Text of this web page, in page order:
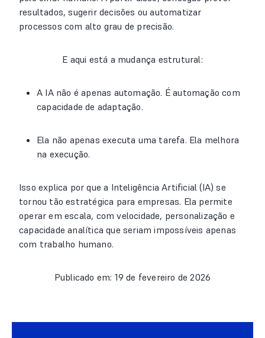
resultados, sugerir decisões ou automatizar
processos com alto grau de precisão.
E aqui está a mudança estrutural:
A IA não é apenas automação. É automação com
capacidade de adaptação.
Ela não apenas executa uma tarefa. Ela melhora
na execução.
Isso explica por que a Inteligência Artificial (IA) se
tornou tão estratégica para empresas. Ela permite
operar em escala, com velocidade, personalização e
capacidade analítica que seriam impossíveis apenas
com trabalho humano.
Publicado em: 19 de fevereiro de 2026